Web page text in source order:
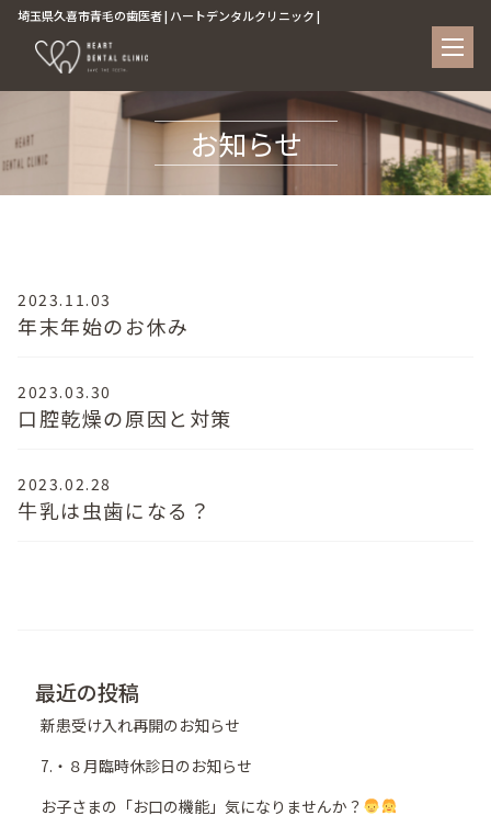
埼玉県久喜市青毛の歯医者 | ハートデンタルクリニック |
お知らせ
2023.11.03
年末年始のお休み
2023.03.30
口腔乾燥の原因と対策
2023.02.28
牛乳は虫歯になる？
最近の投稿
新患受け入れ再開のお知らせ
7.・８月臨時休診日のお知らせ
お子さまの「お口の機能」気になりませんか？